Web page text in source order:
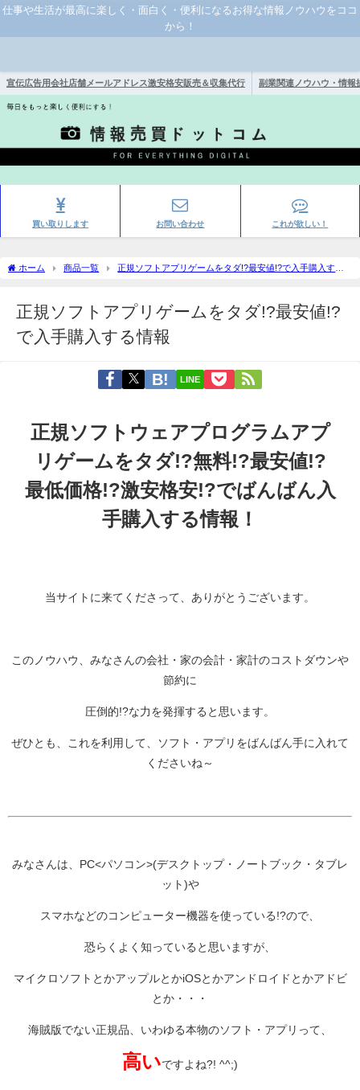
仕事や生活が最高に楽しく・面白く・便利になるお得な情報ノウハウをココ
から！
宣伝広告用会社店舗メールアドレス激安格安販売＆収集代行 副業関連ノウハウ・情報
買い取りします お問い合わせ これが欲しい！
ホーム 商品一覧
正規ソフトアプリゲームをタダ!?最安値!?で入手購入する
正規ソフトアプリゲームをタダ!?最安値!?
で入手購入する情報
LINE
正規ソフトウェアプログラムアプ
リゲームをタダ!?無料!?最安値!?
最低価格!?激安格安!?でばんばん入
手購入する情報！
当サイトに来てくださって、ありがとうございます。
このノウハウ、みなさんの会社・家の会計・家計のコストダウンや
節約に
圧倒的!?な力を発揮すると思います。
ぜひとも、これを利用して、ソフト・アプリをばんばん手に入れて
くださいね～
みなさんは、PC<パソコン>(デスクトップ・ノートブック・タブレ
ット)や
スマホなどのコンピューター機器を使っている!?ので、
恐らくよく知っていると思いますが、
マイクロソフトとかアップルとかiOSとかアンドロイドとかアドビ
とか・・・
海賊版でない正規品、いわゆる本物のソフト・アプリって、
高いですよね?! ^^;)